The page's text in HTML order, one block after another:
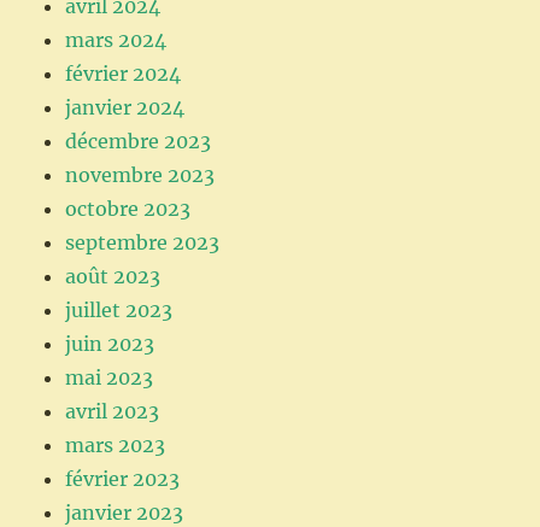
avril 2024
mars 2024
février 2024
janvier 2024
décembre 2023
novembre 2023
octobre 2023
septembre 2023
août 2023
juillet 2023
juin 2023
mai 2023
avril 2023
mars 2023
février 2023
janvier 2023